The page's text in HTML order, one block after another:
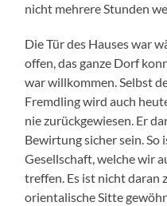
nicht mehrere Stunden
Die Tür des Hauses war
offen, das ganze Dorf
war willkommen. Selbst
Fremdling wird auch
nie zurückgewiesen. Er
Bewirtung sicher sein. So
Gesellschaft, welche wir
treffen. Es ist nicht daran
orientalische Sitte